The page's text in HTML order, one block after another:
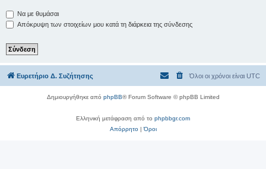
Να με θυμάσαι
Απόκρυψη των στοιχείων μου κατά τη διάρκεια της σύνδεσης
Ευρετήριο Δ. Συζήτησης Όλοι οι χρόνοι είναι UTC
Δημιουργήθηκε από phpBB® Forum Software © phpBB Limited
Ελληνική μετάφραση από το phpbbgr.com
Απόρρητο|Όροι